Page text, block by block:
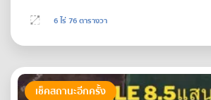
6 ไร่ 76 ตารางวา
เช็คสถานะอีกครั้ง